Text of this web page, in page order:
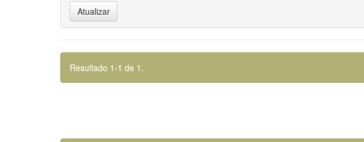
Resultado 1-1 de 1.